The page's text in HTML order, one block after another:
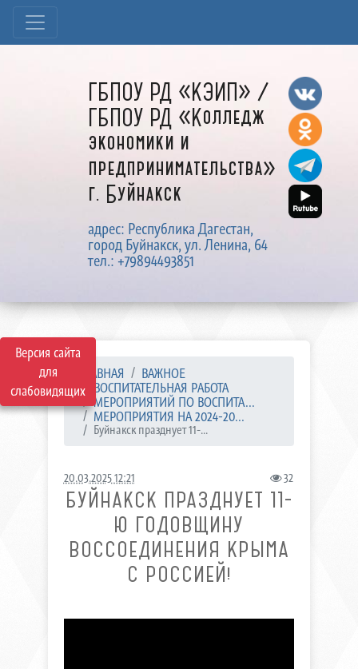
Версия сайта
для
слабовидящих
ГБПОУ РД «КЭИП» /
ГБПОУ РД «Колледж
экономики и
предпринимательства»
г. Буйнакск
адрес: Республика Дагестан,
город Буйнакск, ул. Ленина, 64
тел.: +79894493851
ГЛАВНАЯ
ВАЖНОЕ
ВОСПИТАТЕЛЬНАЯ РАБОТА
МЕРОПРИЯТИЙ ПО ВОСПИТА...
МЕРОПРИЯТИЯ НА 2024-20...
Буйнакск празднует 11-...
20.03.2025 12:21 32
БУЙНАКСК ПРАЗДНУЕТ 11-
Ю ГОДОВЩИНУ
ВОССОЕДИНЕНИЯ КРЫМА
С РОССИЕЙ!